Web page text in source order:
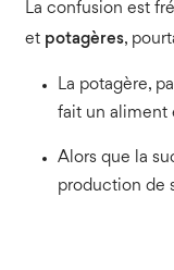
La confusion est
et potagères,
La potagère,
fait un aliment
Alors que la
production de